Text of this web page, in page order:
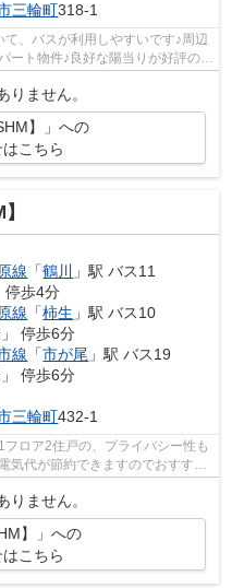
三輪町318-1
、バスが利用しやすいです♪周辺
ート物件♪良好な陽当りが好評の、
りません。
】」への
こちら
線 「鶴川
」駅 バス11
停歩4分
線 「柿生 」駅 バス10
停歩6分
線 「市が尾 」駅 バス19
停歩6分
三輪町432-1
ロア2住戸の、プライバシー性も
気代が節約できますのでおすすめ
りません。
】」への
こちら